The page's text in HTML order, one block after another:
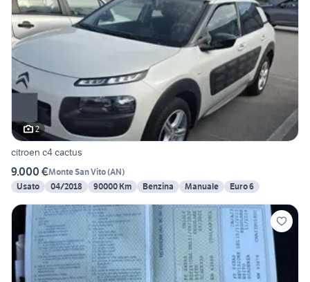
2
citroen c4 cactus
9.000 €Monte San Vito(AN)
Usato
04/2018 90000 Km Benzina Manuale Euro 6